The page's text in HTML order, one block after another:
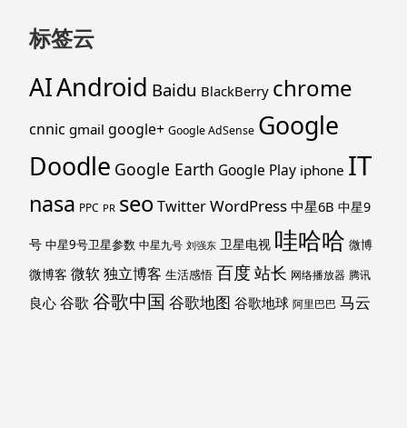
标签云
AIAndroid Baidu BlackBerry chrome
cnnic gmail google+ Google AdSense Google
Doodle Google Earth Google Play iphone IT
nasa PPC PR seoTwitterWordPress 中星6B 中星9
号 中星9号卫星参数 中星九号 刘强东 卫星电视 哇哈哈 微博
微博客 微软独立博客 生活感悟 百度 站长 网络播放器 腾讯
良心 谷歌 谷歌中国 谷歌地图 谷歌地球 阿里巴巴 马云